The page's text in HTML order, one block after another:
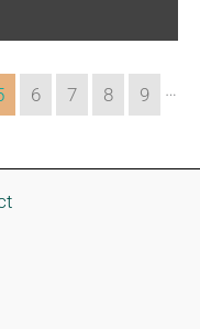
6 7 8 9 …